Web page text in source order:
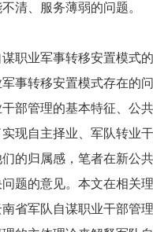
清、服务薄弱的问题。
职业军事转移安置模式
事转移安置模式存在的
部管理的基本特征、公
现自主择业、军队转业
的归属感，笔者在新公
题的意见。本文在相关
省军队自谋职业干部管